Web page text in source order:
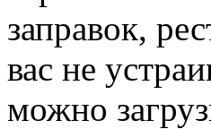
заправок,
вас не
можно